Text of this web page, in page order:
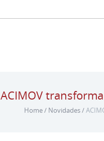
ACIMOV
Home/ Novidades/